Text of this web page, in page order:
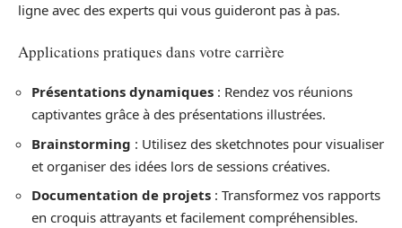
ligne avec des experts qui vous guideront pas à pas.
Applications pratiques dans votre carrière
Présentations dynamiques : Rendez vos réunions
captivantes grâce à des présentations illustrées.
Brainstorming : Utilisez des sketchnotes pour visualiser
et organiser des idées lors de sessions créatives.
Documentation de projets : Transformez vos rapports
en croquis attrayants et facilement compréhensibles.